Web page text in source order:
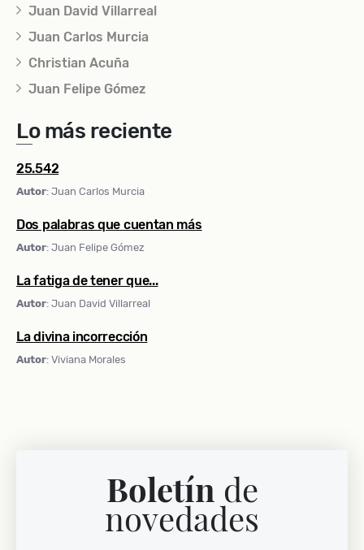
Juan David Villarreal
Juan Carlos Murcia
Christian Acuña
Juan Felipe Gómez
Lo más reciente
25.542
Autor: Juan Carlos Murcia
Dos palabras que cuentan más
Autor: Juan Felipe Gómez
​​​​​​​La fatiga de tener que...
Autor: Juan David Villarreal
La divina incorrección
Autor: Viviana Morales
Boletín de
novedades